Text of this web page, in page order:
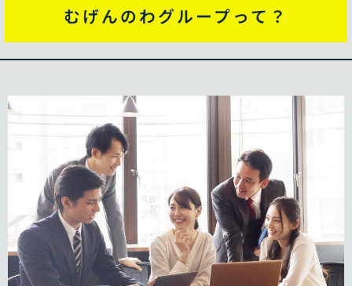
むげんのわグループって？